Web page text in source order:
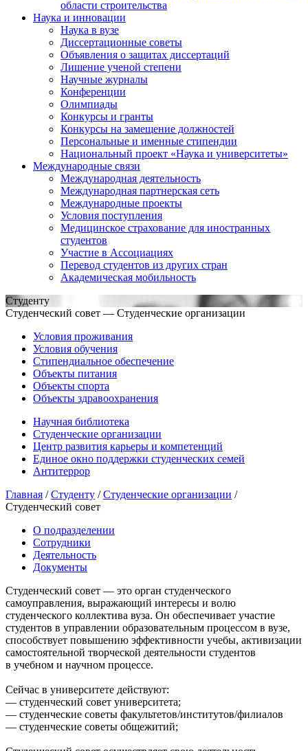
области строительства
Наука и инновации
Наука в вузе
Диссертационные советы
Объявления о защитах диссертаций
Лишение ученой степени
Научные журналы
Конференции
Олимпиады
Конкурсы и гранты
Конкурсы на замещение должностей
Персональные и именные стипендии
Национальный проект «Наука и университеты»
Международные связи
Международная деятельность
Международная партнерская сеть
Международные проекты
Условия поступления
Медицинское страхование для иностранных
студентов
Участие в Ассоциациях
Перевод студентов из других стран
Академическая мобильность
Студенту
Студенческий совет — Студенческие организации
Условия проживания
Условия обучения
Стипендиальное обеспечение
Объекты питания
Объекты спорта
Объекты здравоохранения
Научная библиотека
Студенческие организации
Центр развития карьеры и компетенций
Единое окно поддержки студенческих семей
Антитеррор
Главная /Студенту /Студенческие организации /
Студенческий совет
О подразделении
Сотрудники
Деятельность
Документы
Студенческий совет — это орган студенческого
самоуправления, выражающий интересы и волю
студенческого коллектива вуза. Он обеспечивает участие
студентов в управлении образовательным процессом в вузе,
способствует повышению эффективности учебы, активизации
самостоятельной творческой деятельности студентов
в учебном и научном процессе.
Сейчас в университете действуют:
— студенческий совет университета;
— студенческие советы факультетов/институтов/филиалов
— студенческие советы общежитий;